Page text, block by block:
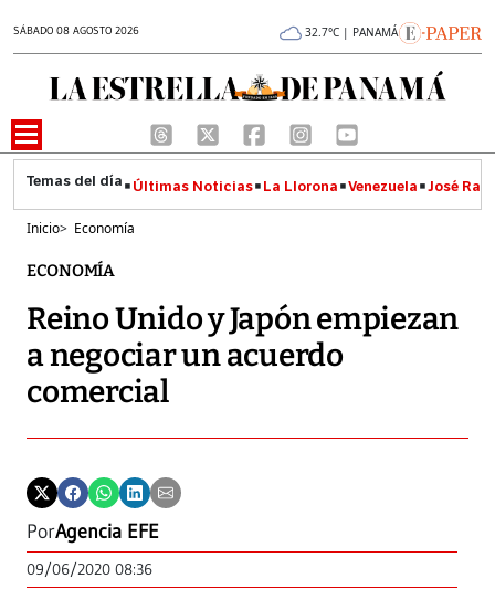
SÁBADO 08 AGOSTO 2026 32.7°C | PANAMÁ
Últimas Noticias La Llorona Venezuela José
Inicio> Economía
ECONOMÍA
Reino Unido y Japón empiezan
a negociar un acuerdo
comercial
PorAgencia EFE
09/06/2020 08:36